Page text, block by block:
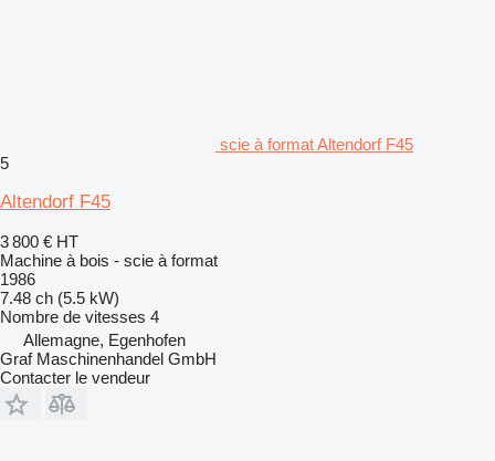
scie à format Altendorf F45
5
Altendorf F45
3 800 € HT
Machine à bois - scie à format
1986
7.48 ch (5.5 kW)
Nombre de vitesses 4
Allemagne, Egenhofen
Graf Maschinenhandel GmbH
Contacter le vendeur